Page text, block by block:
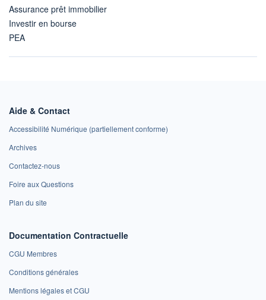
Assurance prêt immobilier
Investir en bourse
PEA
Aide & Contact
Accessibilité Numérique (partiellement conforme)
Archives
Contactez-nous
Foire aux Questions
Plan du site
Documentation Contractuelle
CGU Membres
Conditions générales
Mentions légales et CGU